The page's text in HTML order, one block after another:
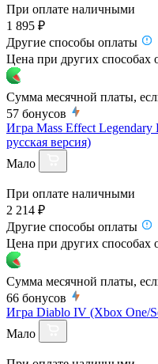
При оплате наличными
1 895 ₽
Другие способы оплаты
Цена при других способах
Сумма месячной платы,
57 бонусов
Игра Mass Effect
русская версия)
Мало
При оплате наличными
2 214 ₽
Другие способы оплаты
Цена при других способах
Сумма месячной платы,
66 бонусов
Игра Diablo IV (Xbox One/
Мало